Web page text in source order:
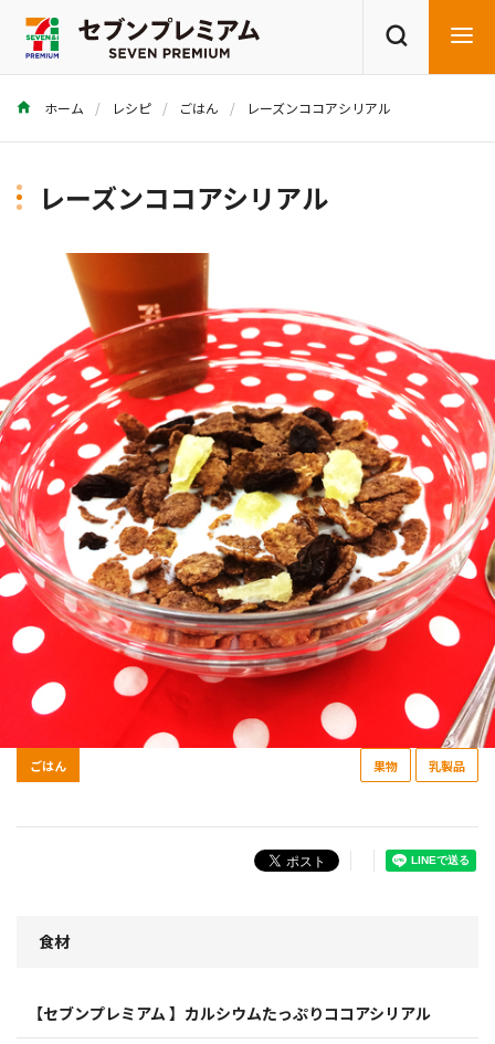
商品を探す レシピを探す
ホーム レシピ ごはん レーズンココアシリアル
レーズンココアシリアル
ごはん 果物 乳製品
食材
【セブンプレミアム 】カルシウムたっぷりココアシリアル